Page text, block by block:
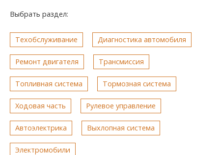
Выбрать раздел:
Техобслуживание Диагностика автомобиля
Ремонт двигателя Трансмиссия
Топливная система Тормозная система
Ходовая часть Рулевое управление
Автоэлектрика Выхлопная система
Электромобили